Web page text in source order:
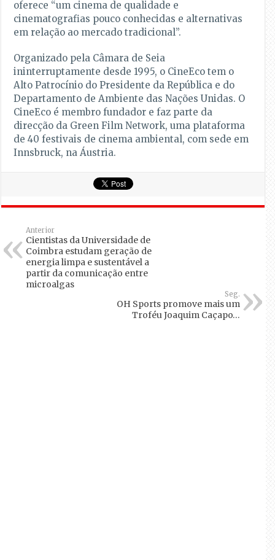
oferece “um cinema de qualidade e
cinematografias pouco conhecidas e alternativas
em relação ao mercado tradicional”.
Organizado pela Câmara de Seia
ininterruptamente desde 1995, o CineEco tem o
Alto Patrocínio do Presidente da República e do
Departamento de Ambiente das Nações Unidas. O
CineEco é membro fundador e faz parte da
direcção da Green Film Network, uma plataforma
de 40 festivais de cinema ambiental, com sede em
Innsbruck, na Áustria.
Anterior
Cientistas da Universidade de
Coimbra estudam geração de
energia limpa e sustentável a
partir da comunicação entre
microalgas
Seg.
OH Sports promove mais um
Troféu Joaquim Caçapo…